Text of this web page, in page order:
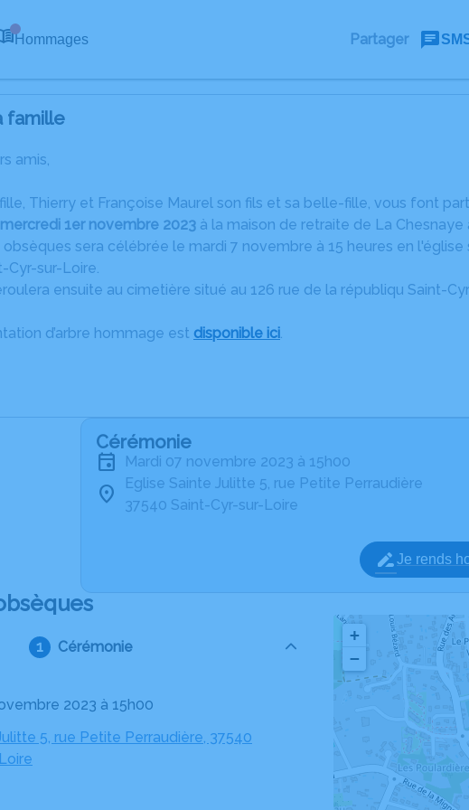
Hommages Partager
famille
amis,
Thierry et Françoise Maurel son fils et sa belle-fille, vous font
mercredi 1er novembre 2023 à la maison de retraite de La Chesnaye
sera célébrée le mardi 7 novembre à 15 heures en
Cyr-sur-Loire.
ensuite au cimetière situé au 126 rue de la républiqu Saint-
d’arbre hommage est disponible ici.
Cérémonie
mardi 07 novembre 2023 à 15h00
Eglise Sainte Julitte 5, rue Petite Perraudière
37540 Saint-Cyr-sur-Loire
Je rends
Cérémonie
2023 à 15h00
5, rue Petite Perraudière, 37540
+
−